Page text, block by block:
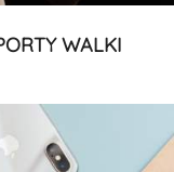
WALKI